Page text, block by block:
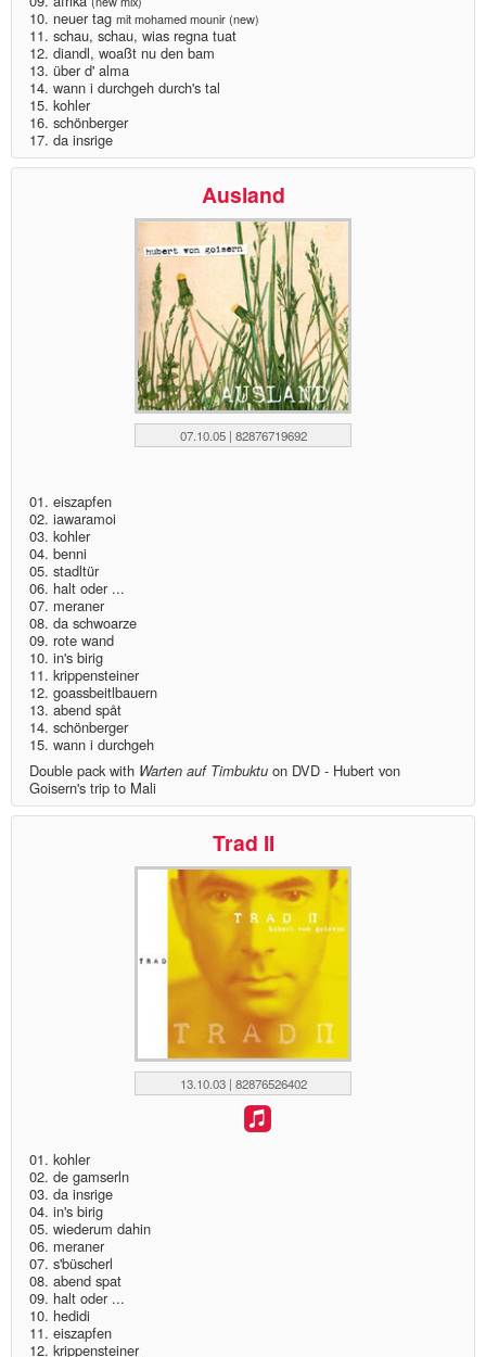
10. neuer tag mit mohamed mounir (new)
11. schau, schau, wias regna tuat
12. diandl, woaßt nu den bam
13. über d' alma
14. wann i durchgeh durch's tal
15. kohler
16. schönberger
17. da insrige
Ausland
07.10.05 | 82876719692
01. eiszapfen
02. iawaramoi
03. kohler
04. benni
05. stadltür
06. halt oder ...
07. meraner
08. da schwoarze
09. rote wand
10. in's birig
11. krippensteiner
12. goassbeitlbauern
13. abend spåt
14. schönberger
15. wann i durchgeh
Double pack with Warten auf Timbuktu on DVD - Hubert von
Goisern's trip to Mali
Trad II
13.10.03 | 82876526402
01. kohler
02. de gamserln
03. da insrige
04. in's birig
05. wiederum dahin
06. meraner
07. s'büscherl
08. abend spat
09. halt oder ...
10. hedidi
11. eiszapfen
12. krippensteiner